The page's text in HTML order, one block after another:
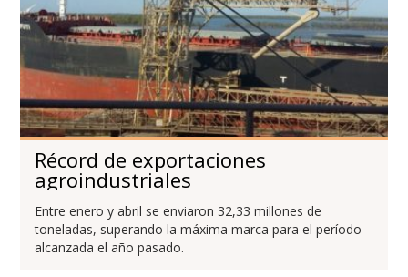
Récord de exportaciones
agroindustriales
Entre enero y abril se enviaron 32,33 millones de
toneladas, superando la máxima marca para el período
alcanzada el año pasado.